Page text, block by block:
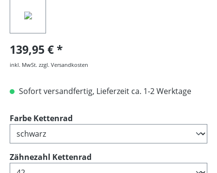
139,95 €
inkl. MwSt. zzgl. Versandkosten
Sofort versandfertig, Lieferzeit ca. 1-2 Werktage
Farbe Kettenrad
Zähnezahl Kettenrad